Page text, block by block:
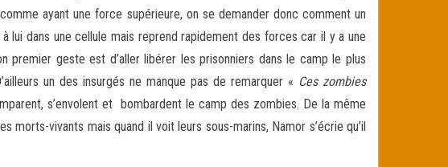
ayant une force supérieure, on se demander donc comment un
lui dans une cellule mais reprend rapidement des forces car il y a une
premier geste est d’aller libérer les prisonniers dans le camp le plus
un des insurgés ne manque pas de remarquer « Ces zombies
s’envolent et bombardent le camp des zombies. De la même
vivants mais quand il voit leurs sous-marins, Namor s’écrie qu’il